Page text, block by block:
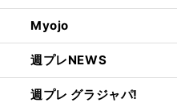
Myojo
週プレNEWS
週プレ グラジャパ!